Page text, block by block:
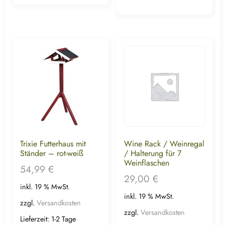
Trixie Futterhaus mit
Ständer – rot-weiß
54,99 €
inkl. 19 % MwSt.
zzgl. Versandkosten
Lieferzeit: 1-2 Tage
Wine Rack / Weinregal
/ Halterung für 7
Weinflaschen
29,00 €
inkl. 19 % MwSt.
zzgl. Versandkosten